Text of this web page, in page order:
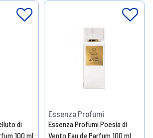
di
100 ml
Essenza Profumi
Essenza Profumi Poesia di
Vento Eau de Parfum 100 ml